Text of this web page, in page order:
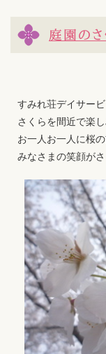
庭園のさ
すみれ荘デイサー
さくらを間近で楽
お一人お一人に桜
みなさまの笑顔が